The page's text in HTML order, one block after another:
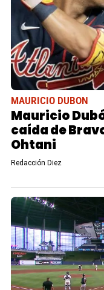
MAURICIO DUBON
Mauricio
caída de
Ohtani
Redacción Diez